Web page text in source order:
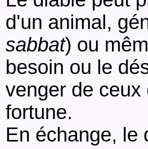
d'un animal,
sabbat) ou
besoin ou le
venger de
fortune.
En échange, le